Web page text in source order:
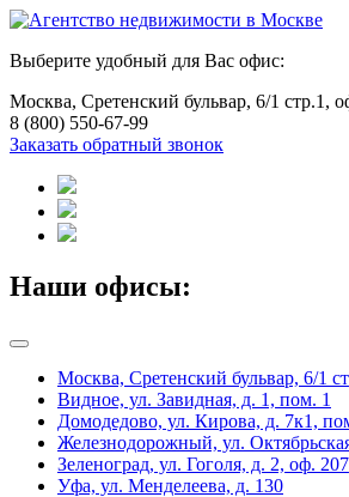
Выберите удобный для Вас офис:
Москва, Сретенский бульвар, 6/1 стр.1,
8 (800) 550-67-99
Заказать обратный звонок
Наши офисы:
Москва, Сретенский бульвар, 6/1
Видное, ул. Завидная, д. 1, пом. 1
Домодедово, ул. Кирова, д. 7к1,
Железнодорожный, ул.
Зеленоград, ул. Гоголя, д. 2, оф. 207
Уфа, ул. Менделеева, д. 130